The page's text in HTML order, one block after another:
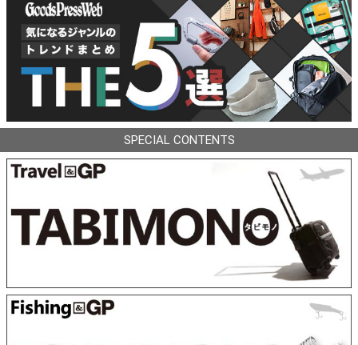
SPECIAL CONTENTS